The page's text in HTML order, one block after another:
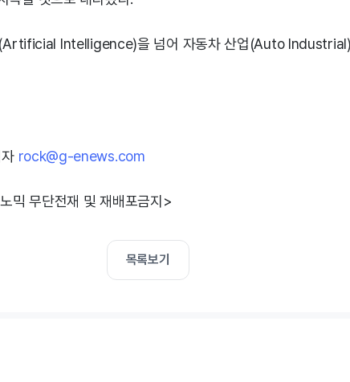
Intelligence)을 넘어 자동차 산업(Auto
rock@g-enews.com
믹 무단전재 및 재배포금지>
목록보기